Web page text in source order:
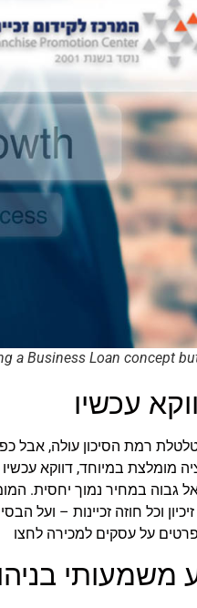
a Business Loan concept
עכשיו
רמת הסיכון עולה, אבל
מומלצת במיוחד, דווקא
גבוה במחיר נמוך יחסית.
וכל חוזה זכיינות –
על עסקים למכירה לחצו
משמעותי